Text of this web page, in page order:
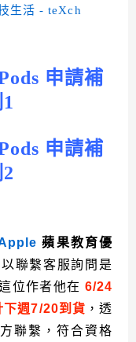
申請補
申請補
蘋果教育優
聯繫客服詢問是
位作者他在 6/24
週7/20到貨 ，透
聯繫，符合資格